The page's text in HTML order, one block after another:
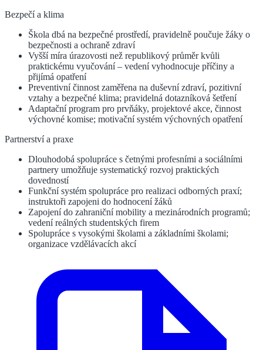
Bezpečí a klima
Škola dbá na bezpečné prostředí, pravidelně poučuje žáky o
bezpečnosti a ochraně zdraví
Vyšší míra úrazovosti než republikový průměr kvůli
praktickému vyučování – vedení vyhodnocuje příčiny a
přijímá opatření
Preventivní činnost zaměřena na duševní zdraví, pozitivní
vztahy a bezpečné klima; pravidelná dotazníková šetření
Adaptační program pro prvňáky, projektové akce, činnost
výchovné komise; motivační systém výchovných opatření
Partnerství a praxe
Dlouhodobá spolupráce s četnými profesními a sociálními
partnery umožňuje systematický rozvoj praktických
dovedností
Funkční systém spolupráce pro realizaci odborných praxí;
instruktoři zapojeni do hodnocení žáků
Zapojení do zahraniční mobility a mezinárodních programů;
vedení reálných studentských firem
Spolupráce s vysokými školami a základními školami;
organizace vzdělávacích akcí